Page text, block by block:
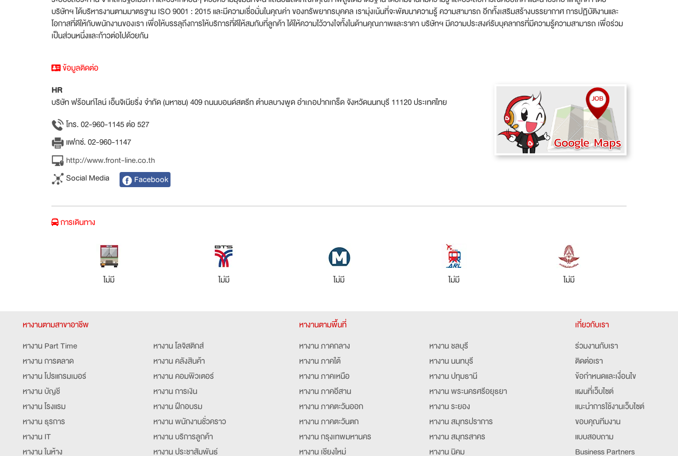
บริษัทฯ ได้บริหารงานตามมาตรฐาน ISO 9001 : 2015 และมีความเชื่อมั่นในคุณค่า ของทรัพยากรบุคคล เรามุ่งเน้นที่จะพัฒนาความรู้ ความสามารถ อีกทั้งเสริมสร้างบรรยากาศ การปฏิบัติงานและ
โอกาสที่ดีให้กับพนักงานของเรา เพื่อให้บรรลุถึงการให้บริการที่ดีให้สมกับที่ลูกค้า ได้ให้ความไว้วางใจทั้งในด้านคุณภาพและราคา บริษัทฯ มีความประสงค์รับบุคลากรที่มีความรู้ความสามารถ เพื่อร่วม
เป็นส่วนหนึ่งและก้าวต่อไปด้วยกัน
ข้อมูลติดต่อ
HR
บริษัท ฟร้อนท์ไลน์ เอ็นจิเนียริ่ง จำกัด (มหาชน) 409 ถนนบอนด์สตรีท ตำบลบางพูด อำเภอปากเกร็ด จังหวัดนนทบุรี 11120 ประเทศไทย
โทร. 02-960-1145 ต่อ 527
แฟกซ์. 02-960-1147
http://www.front-line.co.th
Social Media
Facebook
การเดินทาง
ไม่มี ไม่มี ไม่มี ไม่มี ไม่มี
หางานตามสาขาอาชีพ
หางาน Part Time
หางาน การตลาด
หางาน โปรแกรมเมอร์
หางาน บัญชี
หางาน โรงแรม
หางาน ธุรการ
หางาน IT
หางาน ในห้าง
หางาน โลจิสติกส์
หางาน คลังสินค้า
หางาน คอมพิวเตอร์
หางาน การเงิน
หางาน ฝึกอบรม
หางาน พนักงานชั่วคราว
หางาน บริการลูกค้า
หางาน ประชาสัมพันธ์
หางานตามพื้นที่
หางาน ภาคกลาง
หางาน ภาคใต้
หางาน ภาคเหนือ
หางาน ภาคอีสาน
หางาน ภาคตะวันออก
หางาน ภาคตะวันตก
หางาน กรุงเทพมหานคร
หางาน เชียงใหม่
หางาน ชลบุรี
หางาน นนทบุรี
หางาน ปทุมธานี
หางาน พระนครศรีอยุธยา
หางาน ระยอง
หางาน สมุทรปราการ
หางาน สมุทรสาคร
หางาน นิคม
เกี่ยวกับเรา
ร่วมงานกับเรา
ติดต่อเรา
ข้อกำหนดและเงื่อนไข
แผนที่เว็บไซต์
แนะนำการใช้งานเว็บไซต์
ขอบคุณทีมงาน
แบบสอบถาม
Business Partners